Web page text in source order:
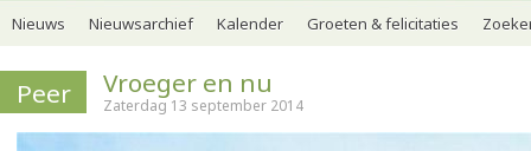
Nieuws Nieuwsarchief Kalender Groeten & felicitaties
Peer Vroeger en nu
Zaterdag 13 september 2014